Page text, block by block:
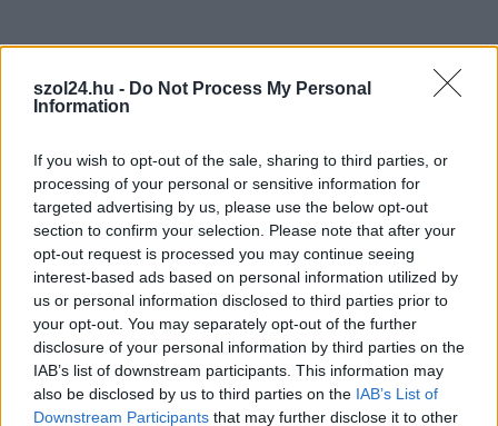
szol24.hu - Do Not Process My Personal
Information
If you wish to opt-out of the sale, sharing to third parties, or
processing of your personal or sensitive information for
targeted advertising by us, please use the below opt-out
section to confirm your selection. Please note that after your
opt-out request is processed you may continue seeing
interest-based ads based on personal information utilized by
us or personal information disclosed to third parties prior to
your opt-out. You may separately opt-out of the further
disclosure of your personal information by third parties on the
IAB’s list of downstream participants. This information may
also be disclosed by us to third parties on the IAB’s List of
Downstream Participants that may further disclose it to other
postaládájába érkezik!
Baka András egy hónapja még a Tiszától független államfőről
beszélt – most elfogadta Magyar Péterék felkérését
Drágább lett Magyarország, de vajon jobb is? – kemény kritika
a hazai turizmusról
A Tisza Párt Dr. Baka Andrást jelöli köztársasági elnöknek
Óriási, több mint két méteres harcsát fogott a Tiszán a 13 éves
fiú (VIDEÓVAL)